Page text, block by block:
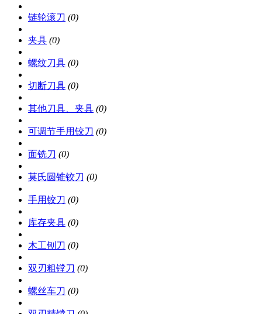
链轮滚刀 (0)
夹具 (0)
螺纹刀具 (0)
切断刀具 (0)
其他刀具、夹具 (0)
可调节手用铰刀 (0)
面铣刀 (0)
莫氏圆锥铰刀 (0)
手用铰刀 (0)
库存夹具 (0)
木工刨刀 (0)
双刃粗镗刀 (0)
螺丝车刀 (0)